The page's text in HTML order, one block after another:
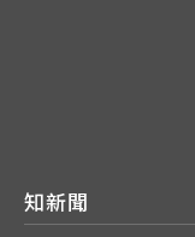
知新聞